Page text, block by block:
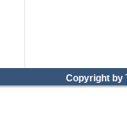
Copyright by